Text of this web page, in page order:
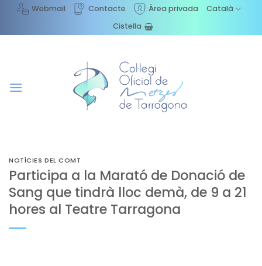
content
Webmail Contacte Àrea privada
Català
Cistella
NOTÍCIES DEL COMT
Participa a la Marató de Donació de
Sang que tindrà lloc demà, de 9 a 21
hores al Teatre Tarragona